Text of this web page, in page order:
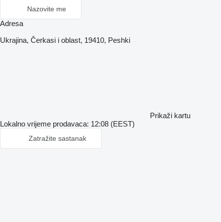
Nazovite me
Adresa
Ukrajina, Čerkasi i oblast, 19410, Peshki
Prikaži kartu
Lokalno vrijeme prodavaca: 12:08 (EEST)
Zatražite sastanak